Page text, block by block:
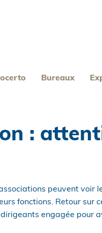
Bureaux
:
peuvent voir
fonctions. Retour sur
engagée pour